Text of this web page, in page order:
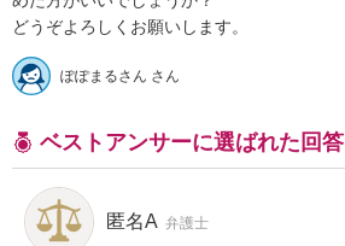
どうぞよろしくお願いします。
ぽぽまるさん さん
ベストアンサーに選ばれた回答
匿名A 弁護士